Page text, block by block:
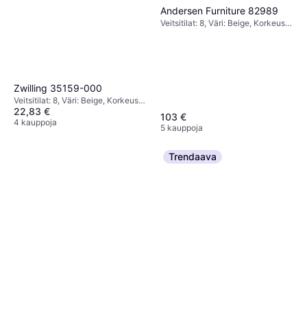
Zwilling 35159-000
Veitsitilat: 8, Väri: Beige, Korkeus:
4.8 cm, Leveys: 10.8 cm, Pituus:
41 cm
22,83 €
4 kauppoja
Andersen Furniture 82989
Veitsitilat: 8, Väri: Beige, Korkeus:
103 €
5 kauppoja
Trendaava